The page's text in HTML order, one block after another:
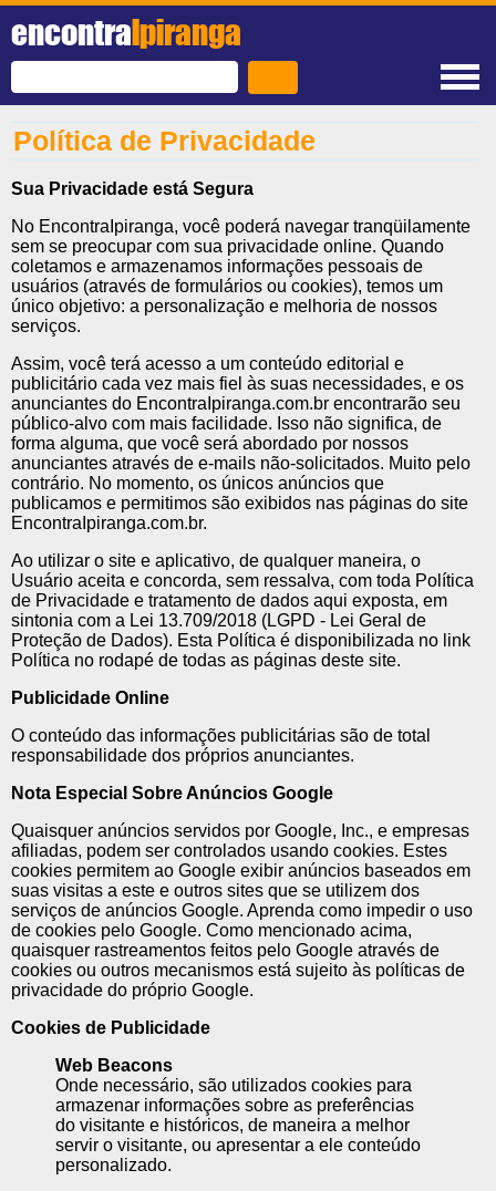
encontraIpiranga
Política de Privacidade
Sua Privacidade está Segura
No EncontraIpiranga, você poderá navegar tranqüilamente
sem se preocupar com sua privacidade online. Quando
coletamos e armazenamos informações pessoais de
usuários (através de formulários ou cookies), temos um
único objetivo: a personalização e melhoria de nossos
serviços.
Assim, você terá acesso a um conteúdo editorial e
publicitário cada vez mais fiel às suas necessidades, e os
anunciantes do EncontraIpiranga.com.br encontrarão seu
público-alvo com mais facilidade. Isso não significa, de
forma alguma, que você será abordado por nossos
anunciantes através de e-mails não-solicitados. Muito pelo
contrário. No momento, os únicos anúncios que
publicamos e permitimos são exibidos nas páginas do site
EncontraIpiranga.com.br.
Ao utilizar o site e aplicativo, de qualquer maneira, o
Usuário aceita e concorda, sem ressalva, com toda Política
de Privacidade e tratamento de dados aqui exposta, em
sintonia com a Lei 13.709/2018 (LGPD - Lei Geral de
Proteção de Dados). Esta Política é disponibilizada no link
Política no rodapé de todas as páginas deste site.
Publicidade Online
O conteúdo das informações publicitárias são de total
responsabilidade dos próprios anunciantes.
Nota Especial Sobre Anúncios Google
Quaisquer anúncios servidos por Google, Inc., e empresas
afiliadas, podem ser controlados usando cookies. Estes
cookies permitem ao Google exibir anúncios baseados em
suas visitas a este e outros sites que se utilizem dos
serviços de anúncios Google. Aprenda como impedir o uso
de cookies pelo Google. Como mencionado acima,
quaisquer rastreamentos feitos pelo Google através de
cookies ou outros mecanismos está sujeito às políticas de
privacidade do próprio Google.
Cookies de Publicidade
Web Beacons
Onde necessário, são utilizados cookies para
armazenar informações sobre as preferências
do visitante e históricos, de maneira a melhor
servir o visitante, ou apresentar a ele conteúdo
personalizado.